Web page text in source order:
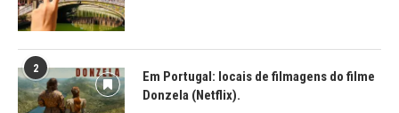
2
Em Portugal: locais de filmagens do filme
Donzela (Netflix).